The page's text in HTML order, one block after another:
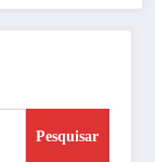
Pesquisar